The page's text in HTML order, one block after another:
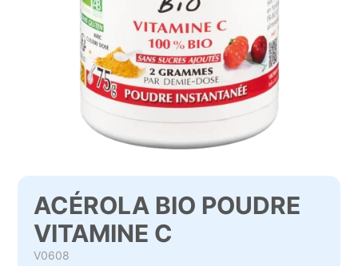
ACÉROLA BIO POUDRE
VITAMINE C
V0608